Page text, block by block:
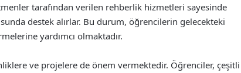
tarafından verilen rehberlik hizmetleri sayesinde
destek alırlar. Bu durum, öğrencilerin gelecekteki
yardımcı olmaktadır.
ve projelere de önem vermektedir. Öğrenciler, çeşitli